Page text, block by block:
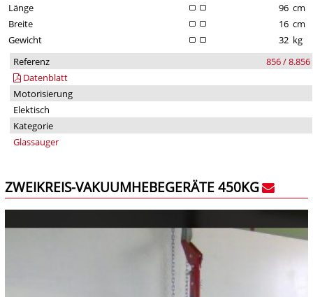
Länge
96 cm
Breite
16 cm
Gewicht
32 kg
Referenz
856 / 8.856
Datenblatt
Motorisierung
Elektisch
Kategorie
Glassauger
ZWEIKREIS-VAKUUMHEBEGERÄTE 450KG